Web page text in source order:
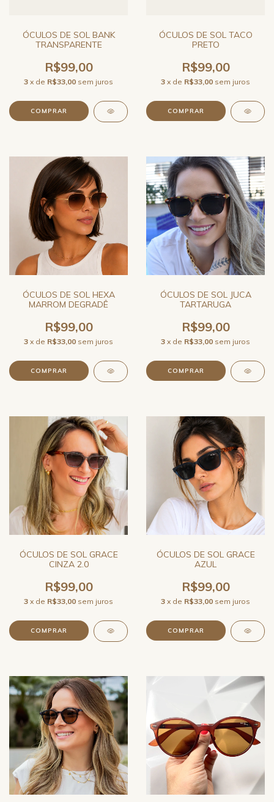
ÓCULOS DE SOL BANK
TRANSPARENTE
R$99,00
3 x de R$33,00 sem juros
ÓCULOS DE SOL TACO
PRETO
R$99,00
3 x de R$33,00 sem juros
ÓCULOS DE SOL HEXA
MARROM DEGRADÊ
R$99,00
3 x de R$33,00 sem juros
ÓCULOS DE SOL JUCA
TARTARUGA
R$99,00
3 x de R$33,00 sem juros
ÓCULOS DE SOL GRACE
CINZA 2.0
R$99,00
3 x de R$33,00 sem juros
ÓCULOS DE SOL GRACE
AZUL
R$99,00
3 x de R$33,00 sem juros